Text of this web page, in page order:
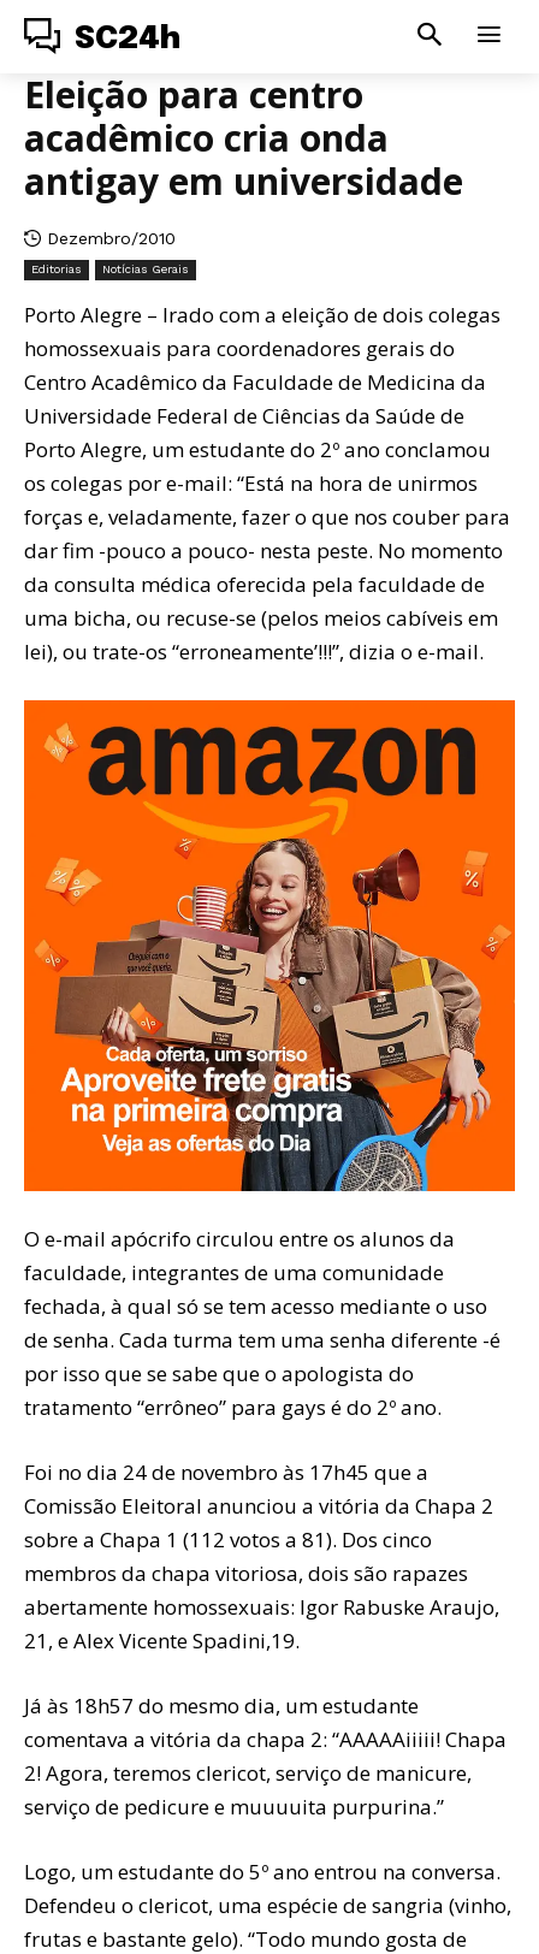
SC24h
Eleição para centro
acadêmico cria onda
antigay em universidade
Dezembro/2010
Editorias Notícias Gerais
Porto Alegre – Irado com a eleição de dois colegas
homossexuais para coordenadores gerais do
Centro Acadêmico da Faculdade de Medicina da
Universidade Federal de Ciências da Saúde de
Porto Alegre, um estudante do 2º ano conclamou
os colegas por e-mail: “Está na hora de unirmos
forças e, veladamente, fazer o que nos couber para
dar fim -pouco a pouco- nesta peste. No momento
da consulta médica oferecida pela faculdade de
uma bicha, ou recuse-se (pelos meios cabíveis em
lei), ou trate-os “erroneamente’!!!”, dizia o e-mail.
O e-mail apócrifo circulou entre os alunos da
faculdade, integrantes de uma comunidade
fechada, à qual só se tem acesso mediante o uso
de senha. Cada turma tem uma senha diferente -é
por isso que se sabe que o apologista do
tratamento “errôneo” para gays é do 2º ano.
Foi no dia 24 de novembro às 17h45 que a
Comissão Eleitoral anunciou a vitória da Chapa 2
sobre a Chapa 1 (112 votos a 81). Dos cinco
membros da chapa vitoriosa, dois são rapazes
abertamente homossexuais: Igor Rabuske Araujo,
21, e Alex Vicente Spadini,19.
Já às 18h57 do mesmo dia, um estudante
comentava a vitória da chapa 2: “AAAAAiiiii! Chapa
2! Agora, teremos clericot, serviço de manicure,
serviço de pedicure e muuuuita purpurina.”
Logo, um estudante do 5º ano entrou na conversa.
Defendeu o clericot, uma espécie de sangria (vinho,
frutas e bastante gelo). “Todo mundo gosta de